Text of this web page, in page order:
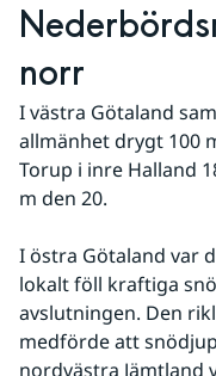
norr
I västra Götaland
allmänhet drygt 100
Torup i inre Halland
m den 20.
I östra Götaland var
lokalt föll kraftiga
avslutningen. Den
medförde att
nordvästra Jämtland